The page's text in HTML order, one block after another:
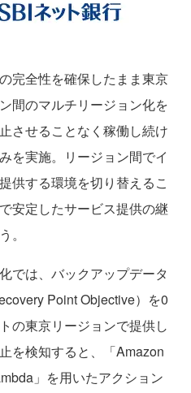
完全性を確保したまま東京
間のマルチリージョン化を
させることなく稼働し続け
を実施。リージョン間でイ
供する環境を切り替えるこ
安定したサービス提供の継
。
では、バックアップデータ
Point Objective）を0
の東京リージョンで提供し
を検知すると、「Amazon
」を用いたアクション